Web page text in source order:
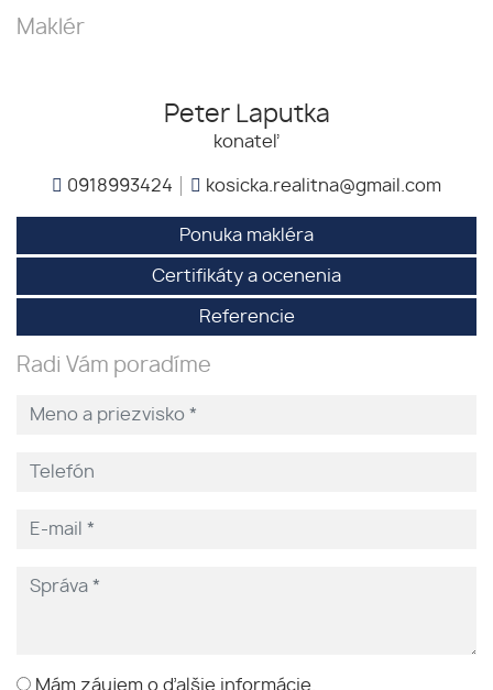
Maklér
Peter Laputka
konateľ
0918993424 kosicka.realitna@gmail.com
Ponuka makléra
Certifikáty a ocenenia
Referencie
Radi Vám poradíme
Mám záujem o ďalšie informácie.